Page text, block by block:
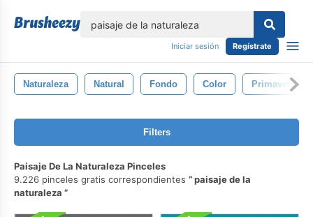
Iniciar sesión Regístrate
Naturaleza Natural Fondo Color Primavera
Filters
Paisaje De La Naturaleza Pinceles
9.226 pinceles gratis correspondientes
paisaje de la
naturaleza